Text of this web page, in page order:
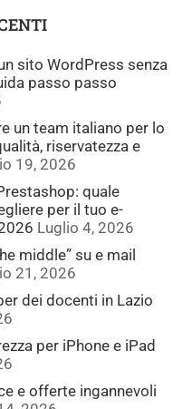
sito WordPress senza
passo passo
un team italiano per lo
riservatezza e
19, 2026
quale
per il tuo e-
Luglio 4, 2026
middle” su e mail
21, 2026
dei docenti in Lazio
per iPhone e iPad
e offerte ingannevoli